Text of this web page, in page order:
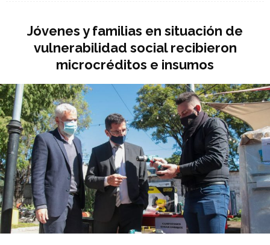
Jóvenes y familias en situación de
vulnerabilidad social recibieron
microcréditos e insumos